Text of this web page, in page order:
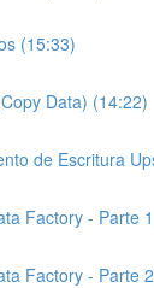
(15:33)
Data) (14:22)
de Escritura
Factory - Parte
Factory - Parte